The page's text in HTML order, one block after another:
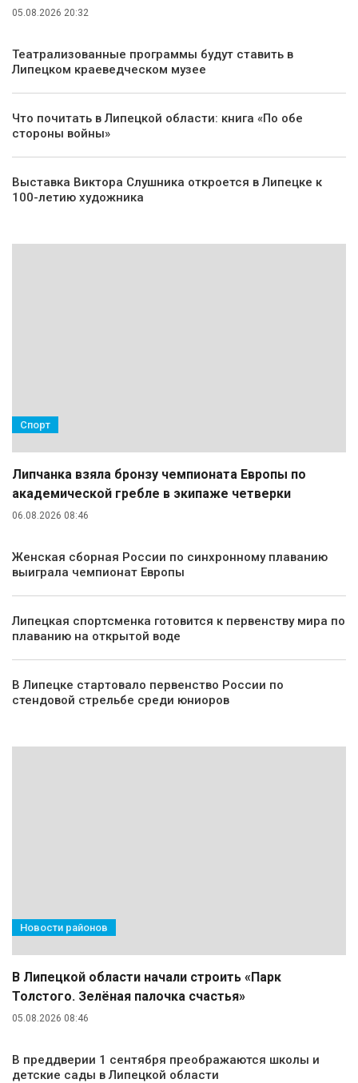
05.08.2026 20:32
Театрализованные программы будут ставить в
Липецком краеведческом музее
Что почитать в Липецкой области: книга «По обе
стороны войны»
Выставка Виктора Слушника откроется в Липецке к
100-летию художника
Спорт
Липчанка взяла бронзу чемпионата Европы по
академической гребле в экипаже четверки
06.08.2026 08:46
Женская сборная России по синхронному плаванию
выиграла чемпионат Европы
Липецкая спортсменка готовится к первенству мира по
плаванию на открытой воде
В Липецке стартовало первенство России по
стендовой стрельбе среди юниоров
Новости районов
В Липецкой области начали строить «Парк
Толстого. Зелёная палочка счастья»
05.08.2026 08:46
В преддверии 1 сентября преображаются школы и
детские сады в Липецкой области